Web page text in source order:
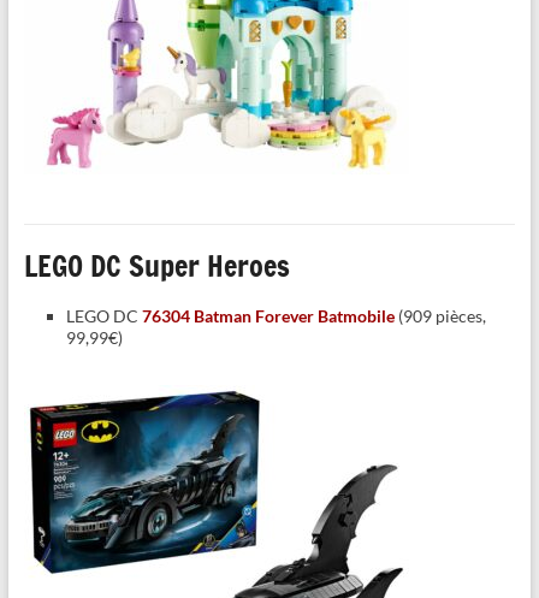
LEGO DC Super Heroes
LEGO DC 76304 Batman Forever Batmobile(909 pièces,
99,99€)